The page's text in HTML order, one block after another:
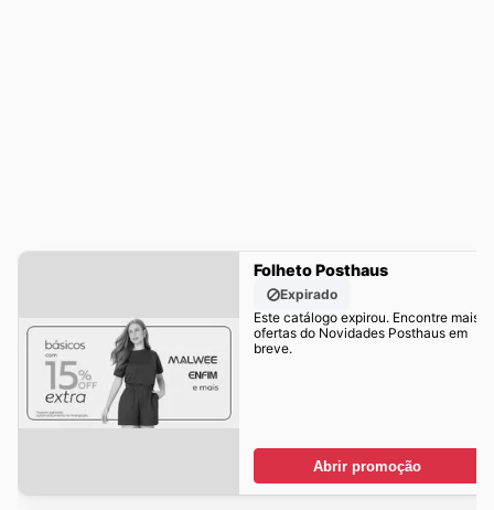
Folheto Posthaus
Expirado
Este catálogo expirou. Encontre mais
ofertas do Novidades Posthaus em
breve.
Abrir promoção